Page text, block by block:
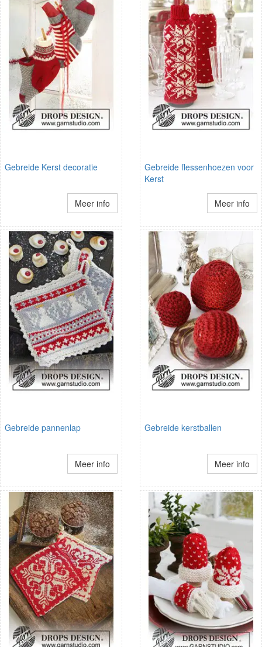
Gebreide Kerst decoratie
Meer info
Gebreide flessenhoezen voor
Kerst
Meer info
Gebreide pannenlap
Meer info
Gebreide kerstballen
Meer info